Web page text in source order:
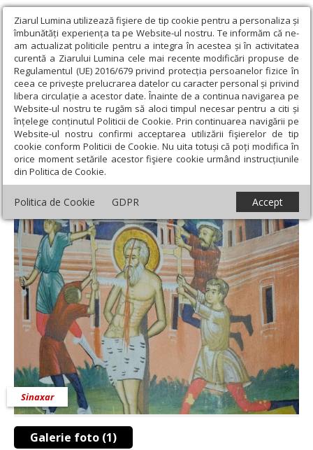
Ziarul Lumina utilizează fişiere de tip cookie pentru a personaliza și
îmbunătăți experiența ta pe Website-ul nostru. Te informăm că ne-
am actualizat politicile pentru a integra în acestea și în activitatea
curentă a Ziarului Lumina cele mai recente modificări propuse de
Regulamentul (UE) 2016/679 privind protecția persoanelor fizice în
ceea ce privește prelucrarea datelor cu caracter personal și privind
libera circulație a acestor date. Înainte de a continua navigarea pe
Website-ul nostru te rugăm să aloci timpul necesar pentru a citi și
înțelege conținutul Politicii de Cookie. Prin continuarea navigării pe
Website-ul nostru confirmi acceptarea utilizării fişierelor de tip
cookie conform Politicii de Cookie. Nu uita totuși că poți modifica în
orice moment setările acestor fişiere cookie urmând instrucțiunile
din Politica de Cookie.
Politica de Cookie GDPR Accept
Ziarul Lumina › Teologie și spiritualitate › Sinaxar › Sf. Proroc
Isaia; Sf. Mc. Hristofor; Aducerea la Bari a moaştelor Sf. Ier. Nicolae
Sf. Proroc Isaia; Sf. Mc. Hristofor; Aducerea
la Bari a moaştelor Sf. Ier. Nicolae
Galerie foto (1)
Sinaxar